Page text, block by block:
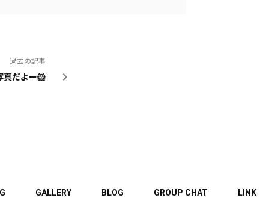
過去の記事
真だよー🐹
GALLERY BLOG GROUP CHAT LINK